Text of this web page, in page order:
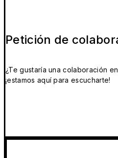
Petición de
¿Te gustaría una colaboración
¡estamos aquí para escucharte!